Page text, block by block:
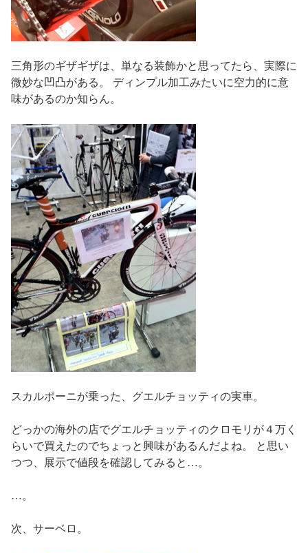
三角形のギザギザは、単なる装飾かと思ってたら、実際に
微妙な凹凸がある。 ディンプル加工みたいに空力的に意
味があるのか知らん。
スカルポーニが乗った、グエルチョッティの実車。
どっかの海外の店でグエルチョッティのクロモリが４万く
らいで買えたのでちょっと興味があるんだよね。 と思い
つつ、展示で値段を確認してみると…。
…。
次、サーベロ。